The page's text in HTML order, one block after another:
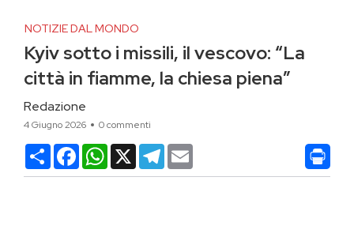
NOTIZIE DAL MONDO
Kyiv sotto i missili, il vescovo: “La
città in fiamme, la chiesa piena”
Redazione
4 Giugno 2026 0 commenti
CondividiFacebookWhatsApp
X Telegram